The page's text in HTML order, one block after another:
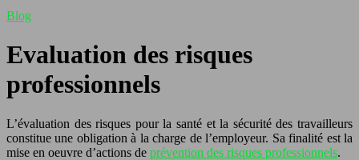
Blog
Evaluation des risques
professionnels
L’évaluation des risques pour la santé et la sécurité des travailleurs
constitue une obligation à la charge de l’employeur. Sa finalité est la
mise en oeuvre d’actions de prévention des risques professionnels.